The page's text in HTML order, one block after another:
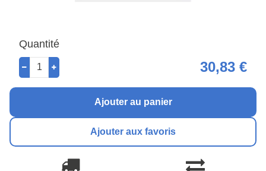
Quantité
30,83 €
Ajouter au panier
Ajouter aux favoris